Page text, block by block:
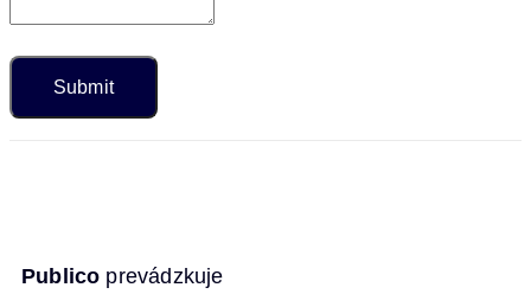
Publico prevádzkuje